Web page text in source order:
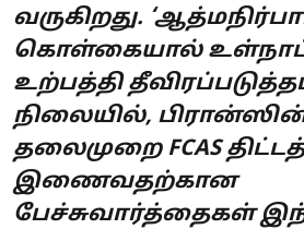
வருகிறது.
கொள்கையால்
உற்பத்தி
நிலையில்,
தலைமுறை FCAS
இணைவதற்கான
பேச்சுவார்த்தைகள்